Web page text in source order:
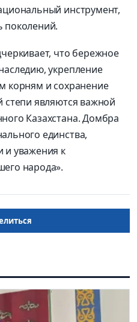
инструмент,
поколений.
что бережное
укрепление
корням и сохранение
степи являются важной
Казахстана. Домбра
единства,
и уважения к
народа».